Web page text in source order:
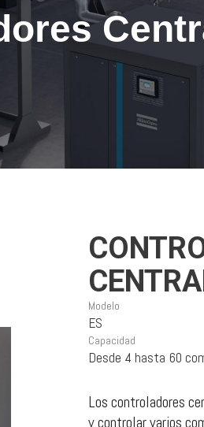
Modelo
ES
Capacidad
Desde 4 hasta 60
Los controladores
y controlar varios